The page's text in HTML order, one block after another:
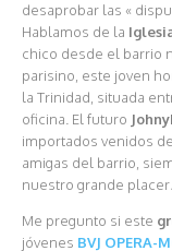
desaprobar las «
Hablamos de la
chico desde el barrio
parisino, este joven
la Trinidad, situada
oficina. El futuro Johny
importados venidos
amigas del barrio,
nuestro grande
Me pregunto si este
jóvenes BVJ OPERA-